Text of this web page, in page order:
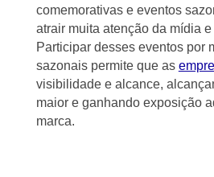
comemorativas e eventos
atrair muita atenção da mídia
Participar desses eventos por
sazonais permite que as
visibilidade e alcance,
maior e ganhando exposição
marca.